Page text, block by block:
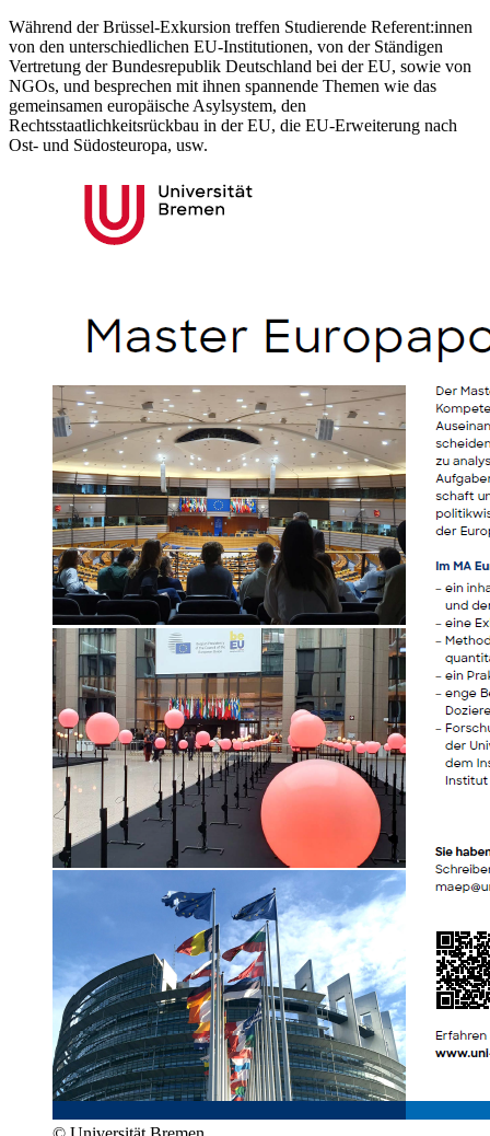
Während der Brüssel-Exkursion treffen Studierende Referent:innen
von den unterschiedlichen EU-Institutionen, von der Ständigen
Vertretung der Bundesrepublik Deutschland bei der EU, sowie von
NGOs, und besprechen mit ihnen spannende Themen wie das
gemeinsamen europäische Asylsystem, den
Rechtsstaatlichkeitsrückbau in der EU, die EU-Erweiterung nach
Ost- und Südosteuropa, usw.